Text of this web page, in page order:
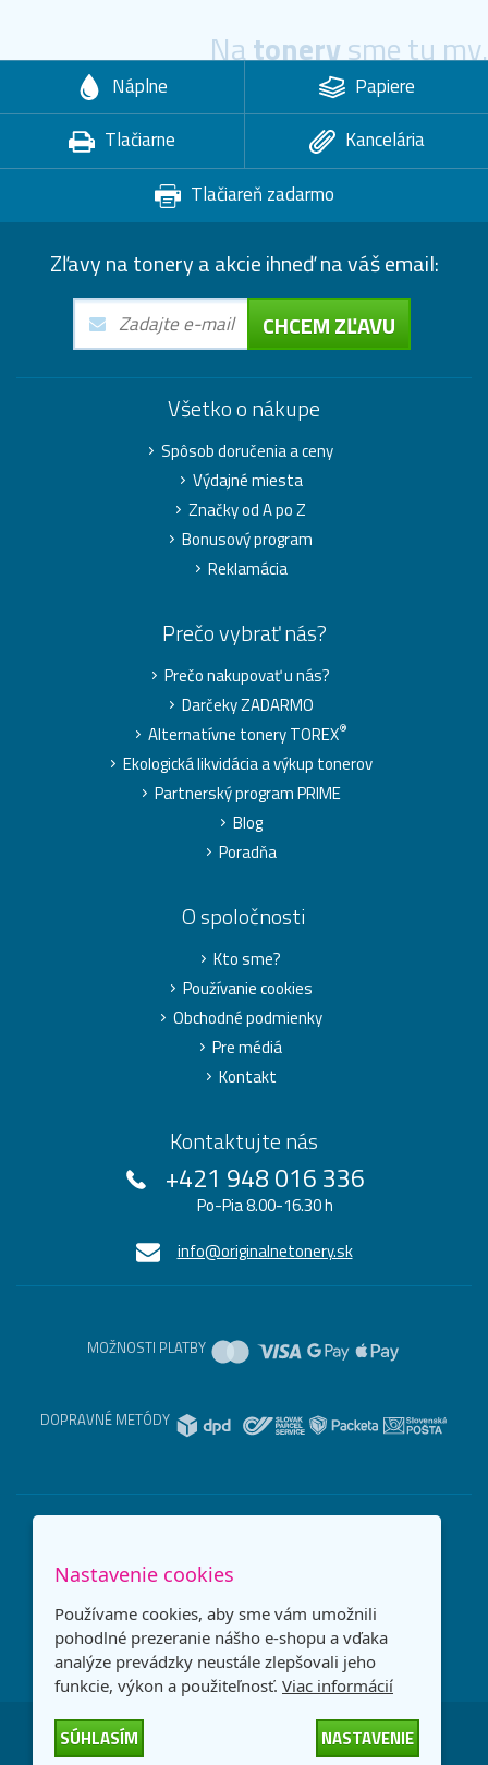
Natonerysme tu my.
Náplne
Papiere
Tlačiarne
Kancelária
Tlačiareň zadarmo
Zľavy na tonery a akcie ihneď na váš email:
CHCEM ZĽAVU
Všetko o nákupe
Spôsob doručenia a ceny
Výdajné miesta
Značky od A po Z
Bonusový program
Reklamácia
Prečo vybrať nás?
Prečo nakupovať u nás?
Darčeky ZADARMO
Alternatívne tonery TOREX®
Ekologická likvidácia a výkup tonerov
Partnerský program PRIME
Blog
Poradňa
O spoločnosti
Kto sme?
Používanie cookies
Obchodné podmienky
Pre médiá
Kontakt
Kontaktujte nás
+421 948 016 336
Po-Pia 8.00-16.30 h
info@originalnetonery.sk
MOŽNOSTI PLATBY
DOPRAVNÉ METÓDY
Slovensko
Nastavenie cookies
Používame cookies, aby sme vám umožnili
pohodlné prezeranie nášho e-shopu a vďaka
analýze prevádzky neustále zlepšovali jeho
funkcie, výkon a použiteľnosť. Viac informácií
SÚHLASÍM NASTAVENIE